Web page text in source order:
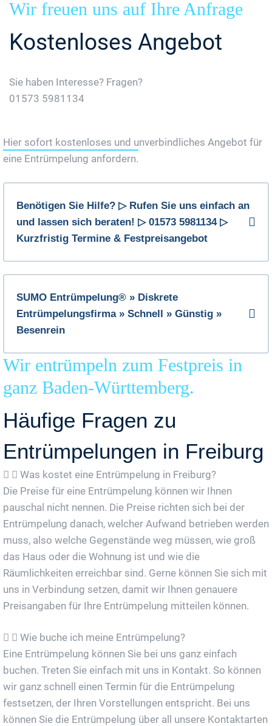
Wir freuen uns auf Ihre Anfrage
Kostenloses Angebot
Sie haben Interesse? Fragen?
01573 5981134
Hier sofort kostenloses und unverbindliches Angebot für
eine Entrümpelung anfordern.
Benötigen Sie Hilfe? ▷ Rufen Sie uns einfach an
und lassen sich beraten! ▷ 01573 5981134 ▷
Kurzfristig Termine & Festpreisangebot
SUMO Entrümpelung® » Diskrete
Entrümpelungsfirma » Schnell » Günstig »
Besenrein
Wir entrümpeln zum Festpreis in
ganz Baden-Württemberg.
Häufige Fragen zu
Entrümpelungen in Freiburg
Was kostet eine Entrümpelung in Freiburg?
Die Preise für eine Entrümpelung können wir Ihnen
pauschal nicht nennen. Die Preise richten sich bei der
Entrümpelung danach, welcher Aufwand betrieben werden
muss, also welche Gegenstände weg müssen, wie groß
das Haus oder die Wohnung ist und wie die
Räumlichkeiten erreichbar sind. Gerne können Sie sich mit
uns in Verbindung setzen, damit wir Ihnen genauere
Preisangaben für Ihre Entrümpelung mitteilen können.
Wie buche ich meine Entrümpelung?
Eine Entrümpelung können Sie bei uns ganz einfach
buchen. Treten Sie einfach mit uns in Kontakt. So können
wir ganz schnell einen Termin für die Entrümpelung
festsetzen, der Ihren Vorstellungen entspricht. Bei uns
können Sie die Entrümpelung über all unsere Kontaktarten